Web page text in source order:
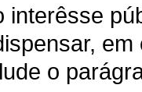
interêsse
o